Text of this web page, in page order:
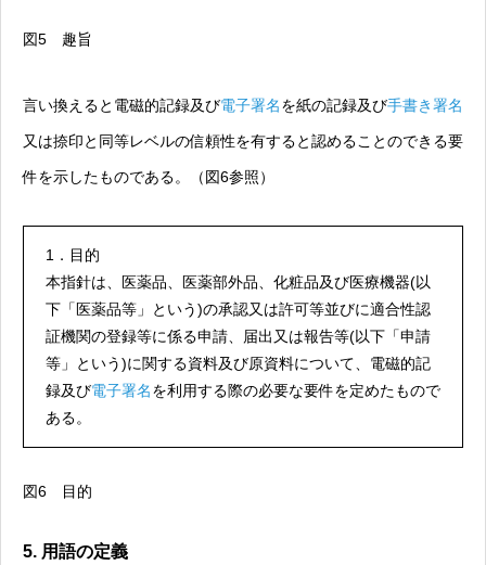
図5 趣旨
言い換えると電磁的記録及び電子署名を紙の記録及び手書き署名
又は捺印と同等レベルの信頼性を有すると認めることのできる要
件を示したものである。（図6参照）
1．目的
本指針は、医薬品、医薬部外品、化粧品及び医療機器(以
下「医薬品等」という)の承認又は許可等並びに適合性認
証機関の登録等に係る申請、届出又は報告等(以下「申請
等」という)に関する資料及び原資料について、電磁的記
録及び電子署名を利用する際の必要な要件を定めたもので
ある。
図6 目的
5. 用語の定義